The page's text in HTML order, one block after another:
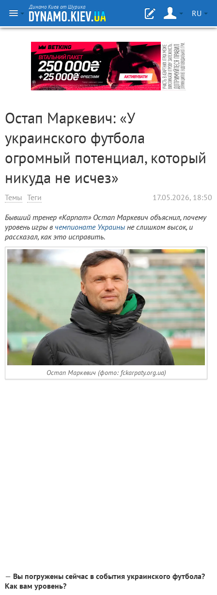
Динамо Киев от Шурика
RU
Остап Маркевич: «У
украинского футбола
огромный потенциал, который
никуда не исчез»
Темы Теги 17.05.2026, 18:50
Бывший тренер «Карпат» Остап Маркевич объяснил, почему
уровень игры в чемпионате Украины не слишком высок, и
рассказал, как это исправить.
Остап Маркевич (фото: fckarpaty.org.ua)
— Вы погружены сейчас в события украинского футбола?
Как вам уровень?